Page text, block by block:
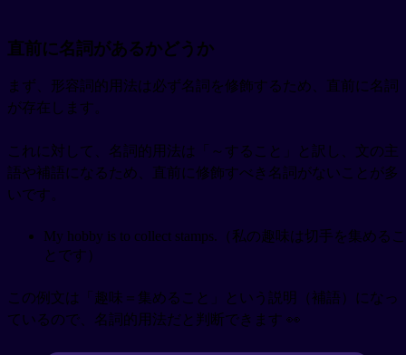
直前に名詞があるかどうか
まず、形容詞的用法は必ず名詞を修飾するため、直前に名詞
が存在します。
これに対して、名詞的用法は「～すること」と訳し、文の主
語や補語になるため、直前に修飾すべき名詞がないことが多
いです。
My hobby is to collect stamps.（私の趣味は切手を集めるこ
とです）
この例文は「趣味＝集めること」という説明（補語）になっ
ているので、名詞的用法だと判断できます 👀